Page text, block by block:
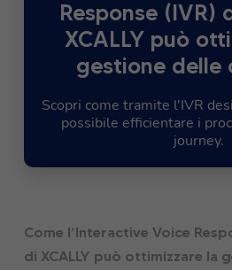
Response (IVR)
XCALLY può
gestione delle
Scopri come tramite l'IVR
possibile efficientare i
journey.
Come l’Interactive Voice
di XCALLY può ottimizzare la